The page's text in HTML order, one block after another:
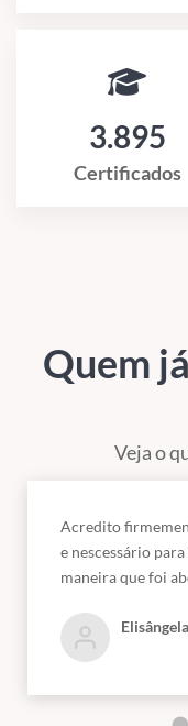
3.895
Certificados
Quem
Veja o
Acredito
e nescessário
maneira que foi
obrigada pela